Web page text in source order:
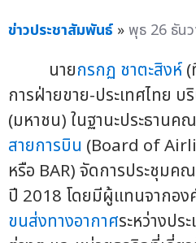
ข่าวประชาสัมพันธ์ »พุธ 26 ธัน
นายกรกฏ ชาตะสิงห์
การฝ่ายขาย-ประเทศไทย
(มหาชน) ในฐานะประธานค
สายการบิน (Board of
หรือ BAR) จัดการประชุมค
ปี 2018 โดยมีผู้แทนจากอง
ขนส่งทางอากาศระหว่างปร